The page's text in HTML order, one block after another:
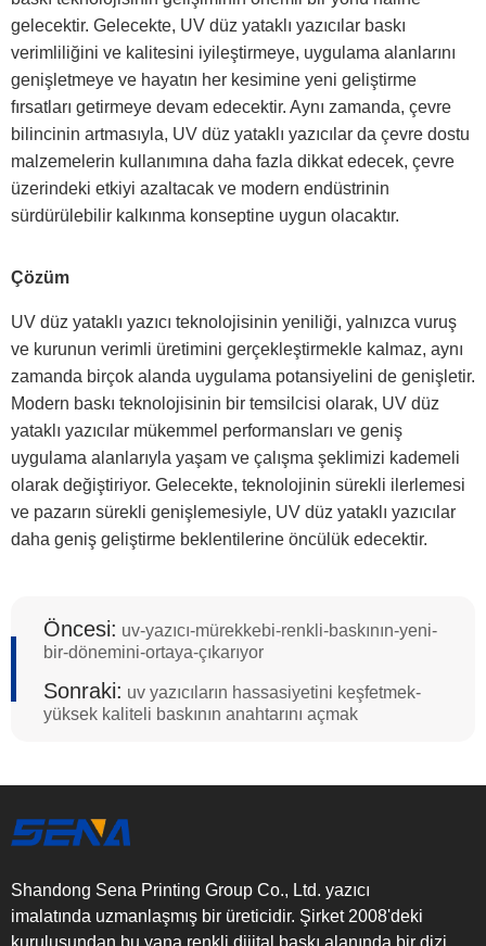
gelecektir. Gelecekte, UV düz yataklı yazıcılar baskı
verimliliğini ve kalitesini iyileştirmeye, uygulama alanlarını
genişletmeye ve hayatın her kesimine yeni geliştirme
fırsatları getirmeye devam edecektir. Aynı zamanda, çevre
bilincinin artmasıyla, UV düz yataklı yazıcılar da çevre dostu
malzemelerin kullanımına daha fazla dikkat edecek, çevre
üzerindeki etkiyi azaltacak ve modern endüstrinin
sürdürülebilir kalkınma konseptine uygun olacaktır.
Çözüm
UV düz yataklı yazıcı teknolojisinin yeniliği, yalnızca vuruş
ve kurunun verimli üretimini gerçekleştirmekle kalmaz, aynı
zamanda birçok alanda uygulama potansiyelini de genişletir.
Modern baskı teknolojisinin bir temsilcisi olarak, UV düz
yataklı yazıcılar mükemmel performansları ve geniş
uygulama alanlarıyla yaşam ve çalışma şeklimizi kademeli
olarak değiştiriyor. Gelecekte, teknolojinin sürekli ilerlemesi
ve pazarın sürekli genişlemesiyle, UV düz yataklı yazıcılar
daha geniş geliştirme beklentilerine öncülük edecektir.
Öncesi: uv-yazıcı-mürekkebi-renkli-baskının-yeni-
bir-dönemini-ortaya-çıkarıyor
Sonraki: uv yazıcıların hassasiyetini keşfetmek-
yüksek kaliteli baskının anahtarını açmak
Shandong Sena Printing Group Co., Ltd. yazıcı
imalatında uzmanlaşmış bir üreticidir. Şirket 2008'deki
kuruluşundan bu yana renkli dijital baskı alanında bir dizi